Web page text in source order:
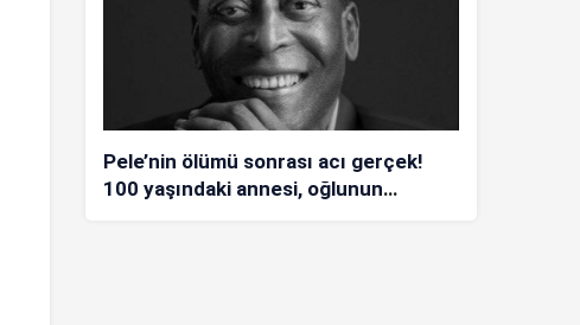
Pele’nin ölümü sonrası acı gerçek!
100 yaşındaki annesi, oğlunun